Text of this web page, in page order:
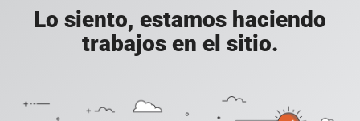
Lo siento, estamos haciendo
trabajos en el sitio.